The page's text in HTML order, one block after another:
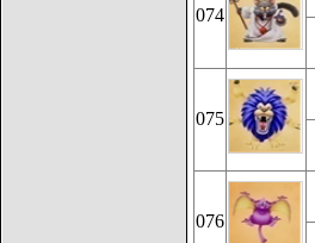
074
075
076